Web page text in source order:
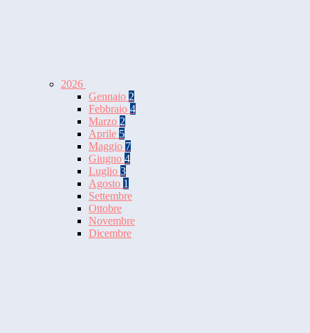
2026
Gennaio 2
Febbraio 4
Marzo 2
Aprile 5
Maggio 7
Giugno 4
Luglio 3
Agosto 1
Settembre
Ottobre
Novembre
Dicembre